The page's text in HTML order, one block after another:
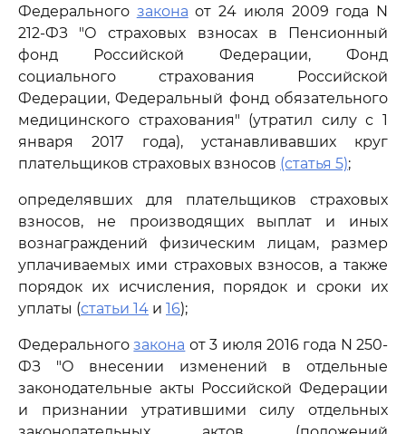
Федерального закона от 24 июля 2009 года N
212-ФЗ "О страховых взносах в Пенсионный
фонд Российской Федерации, Фонд
социального страхования Российской
Федерации, Федеральный фонд обязательного
медицинского страхования" (утратил силу с 1
января 2017 года), устанавливавших круг
плательщиков страховых взносов (статья 5);
определявших для плательщиков страховых
взносов, не производящих выплат и иных
вознаграждений физическим лицам, размер
уплачиваемых ими страховых взносов, а также
порядок их исчисления, порядок и сроки их
уплаты (статьи 14 и 16);
Федеральногозакона от 3 июля 2016 года N 250-
ФЗ "О внесении изменений в отдельные
законодательные акты Российской Федерации
и признании утратившими силу отдельных